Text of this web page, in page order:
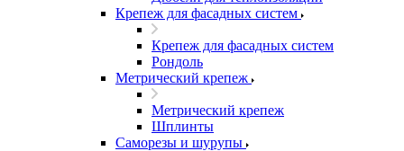
Крепеж для фасадных систем
Крепеж для фасадных систем
Рондоль
Метрический крепеж
Метрический крепеж
Шплинты
Саморезы и шурупы